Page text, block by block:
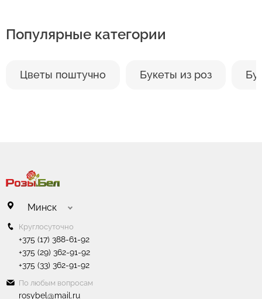
Он сушит стебли и листья. По этой же причине
Популярные категории
Цветы поштучно Букеты из роз
Минск
Круглосуточно
+375 (17) 388-61-92
+375 (29) 362-91-92
+375 (33) 362-91-92
По любым вопросам
rosybel@mail.ru